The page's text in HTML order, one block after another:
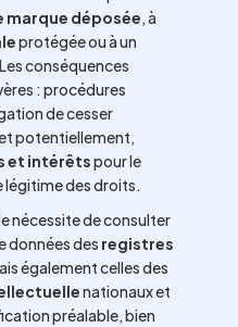
marque déposée, à
protégée ou à un
conséquences
: procédures
de cesser
potentiellement,
et intérêtspour le
légitime des droits.
nécessite de consulter
données des registres
également celles des
nationaux et
préalable, bien